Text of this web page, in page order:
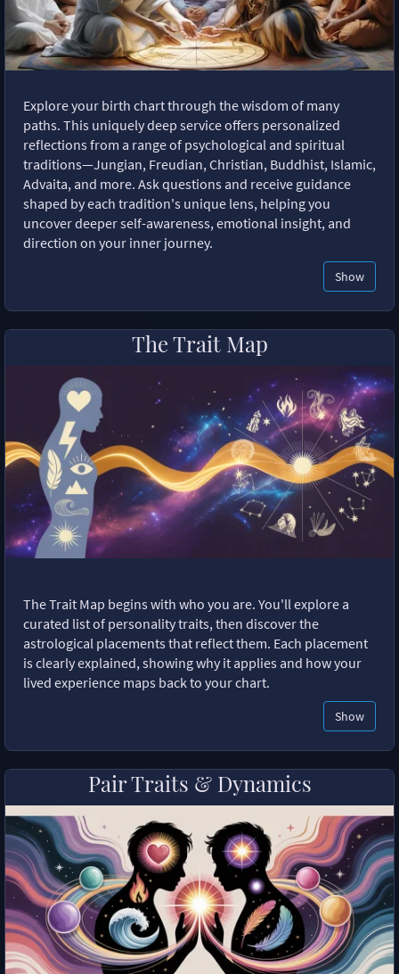
Explore your birth chart through the wisdom of many
paths. This uniquely deep service offers personalized
reflections from a range of psychological and spiritual
traditions—Jungian, Freudian, Christian, Buddhist, Islamic,
Advaita, and more. Ask questions and receive guidance
shaped by each tradition's unique lens, helping you
uncover deeper self-awareness, emotional insight, and
direction on your inner journey.
Show
The Trait Map
The Trait Map begins with who you are. You'll explore a
curated list of personality traits, then discover the
astrological placements that reflect them. Each placement
is clearly explained, showing why it applies and how your
lived experience maps back to your chart.
Show
Pair Traits & Dynamics